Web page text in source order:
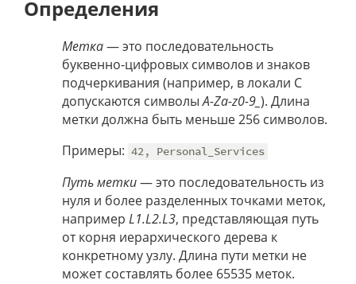
Определения
Метка— это последовательность
буквенно-цифровых символов и знаков
подчеркивания (например, в локали C
допускаются символыA-Za-z0-9_ ). Длина
метки должна быть меньше 256 символов.
Примеры: 42, Personal_Services
Путь метки— это последовательность из
нуля и более разделенных точками меток,
например L1.L2.L3, представляющая путь
от корня иерархического дерева к
конкретному узлу. Длина пути метки не
может составлять более 65535 меток.